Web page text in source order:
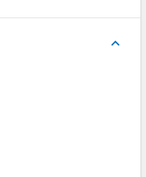
keyboard_arrow_up